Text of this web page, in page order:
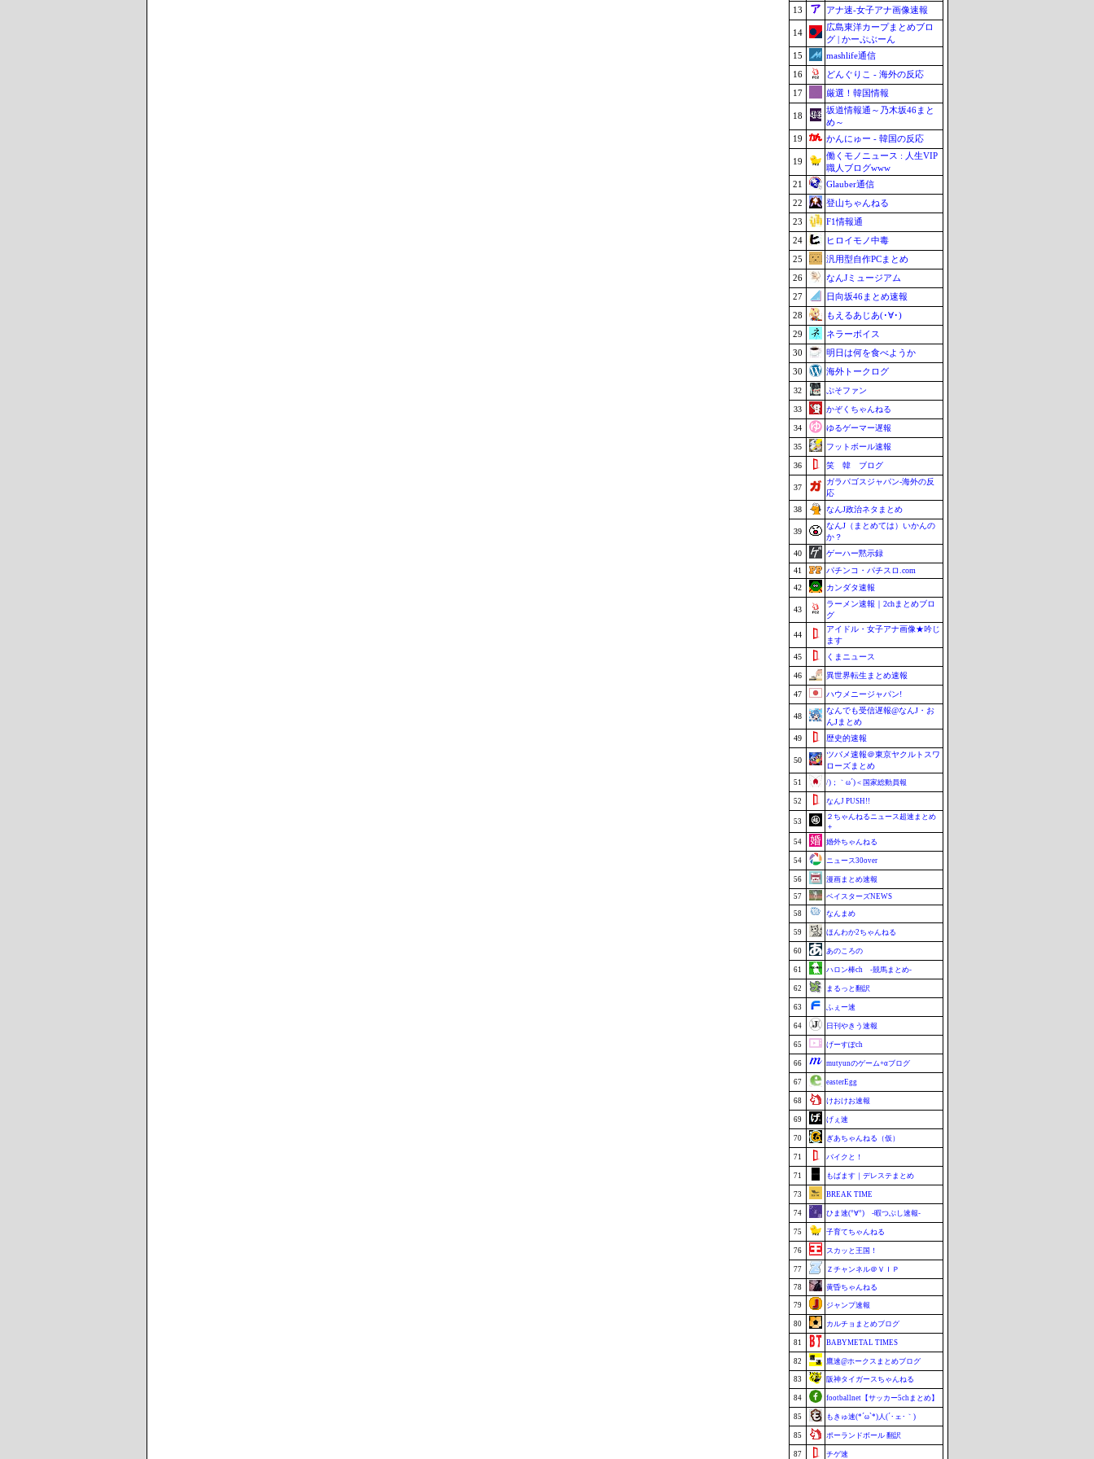
13
アナ速‐女子アナ画像速報
14
広島東洋カープまとめブロ
グ | かーぷぶーん
15
mashlife通信
16
どんぐりこ - 海外の反応
17
厳選！韓国情報
18
坂道情報通～乃木坂46まと
め～
19
かんにゅー - 韓国の反応
19
働くモノニュース : 人生VIP
職人ブログwww
21
Glauber通信
22
登山ちゃんねる
23
F1情報通
24
ヒロイモノ中毒
25
汎用型自作PCまとめ
26
なんJミュージアム
27
日向坂46まとめ速報
28
もえるあじあ(･∀･)
29
ネラーボイス
30
明日は何を食べようか
30
海外トークログ
32 ぷそファン
33 かぞくちゃんねる
34 ゆるゲーマー遅報
35 フットボール速報
36 笑 韓 ブログ
37
ガラパゴスジャパン-海外の反
応
38
なんJ政治ネタまとめ
39
なんJ（まとめては）いかんの
か？
40
ゲーハー黙示録
41
パチンコ・パチスロ.com
42
カンダタ速報
43
ラーメン速報｜2chまとめブロ
グ
44
アイドル・女子アナ画像★吟じ
ます
45
くまニュース
46 異世界転生まとめ速報
47 ハウメニージャパン!
48
なんでも受信遅報@なんJ・お
んJまとめ
49
歴史的速報
50
ツバメ速報＠東京ヤクルトスワ
ローズまとめ
51 /)；｀ω´)＜国家総動員報
52 なんJ PUSH!!
53
２ちゃんねるニュース超速まとめ
＋
54
婚外ちゃんねる
54 ニュース30over
56 漫画まとめ速報
57 ベイスターズNEWS
58 なんまめ
59 ほんわか2ちゃんねる
60 あのころの
61 ハロン棒ch -競馬まとめ-
62 まるっと翻訳
63 ふぇー速
64 日刊やきう速報
65 げーすぽch
66 mutyunのゲーム+αブログ
67 easterEgg
68 けおけお速報
69 げぇ速
70 ぎあちゃんねる（仮）
71 バイクと！
71 もばます｜デレステまとめ
73 BREAK TIME
74 ひま速(°∀°) -暇つぶし速報-
75 子育てちゃんねる
76 スカッと王国！
77 Ｚチャンネル＠ＶＩＰ
78 黄昏ちゃんねる
79 ジャンプ速報
80 カルチョまとめブログ
81 BABYMETAL TIMES
82 鷹速@ホークスまとめブログ
83 阪神タイガースちゃんねる
84 footballnet【サッカー5chまとめ】
85 もきゅ速(*´ω`*)人(´･ェ･｀)
85 ポーランドボール 翻訳
87 チゲ速